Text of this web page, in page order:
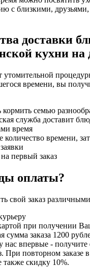
с близкими, друзьями,
доставки
кухни на
времени, вы
кормить семью
служба доставит
время
времени,
первый заказ
оплаты?
свой заказ
при получении
сумма заказа 1200
нас впервые -
При повторном заказе
скидку 10%.